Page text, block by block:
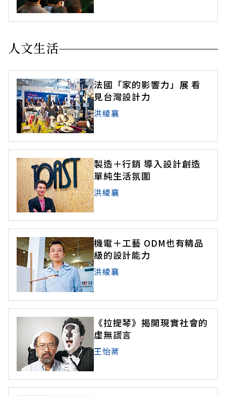
人文生活
法國「家的影響力」展 看
見台灣設計力
洪綾襄
製造＋行銷 導入設計創造
單純生活氛圍
洪綾襄
機電＋工藝 ODM也有精品
級的設計能力
洪綾襄
《拉提琴》揭開現實社會的
虛無謊言
王怡棻